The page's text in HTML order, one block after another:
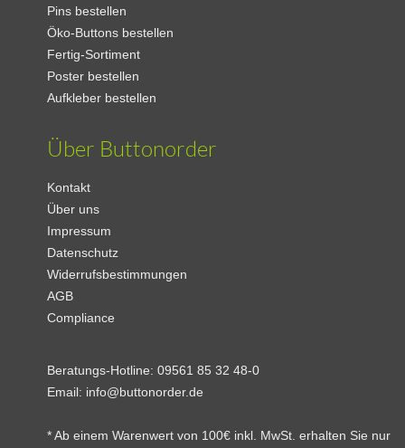
Pins bestellen
Öko-Buttons bestellen
Fertig-Sortiment
Poster bestellen
Aufkleber bestellen
Über Buttonorder
Kontakt
Über uns
Impressum
Datenschutz
Widerrufsbestimmungen
AGB
Compliance
Beratungs-Hotline:09561 85 32 48-0
Email: info@buttonorder.de
* Ab einem Warenwert von 100€ inkl. MwSt. erhalten Sie nur